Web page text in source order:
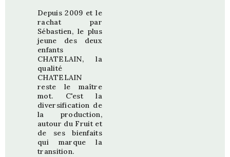
Depuis 2009 et le
rachat par
Sébastien, le plus
jeune des deux
enfants
CHATELAIN, la
qualité
CHATELAIN
reste le maître
mot. C'est la
diversification de
la production,
autour du Fruit et
de ses bienfaits
qui marque la
transition.